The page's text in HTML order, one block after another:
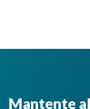
gran
Mantente